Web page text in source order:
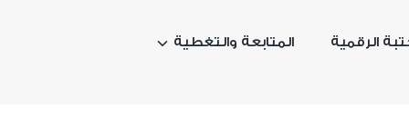
الرقمية المتابعة والتغطية